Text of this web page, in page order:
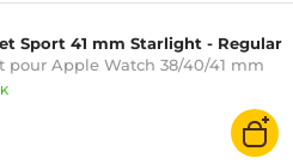
Sport 41 mm Starlight - Regular
pour Apple Watch 38/40/41 mm